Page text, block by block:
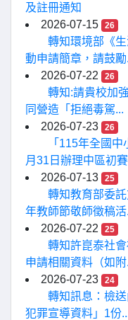
及註冊通知
2026-07-15
26
轉知環境部《
動申請簡章，請鼓勵
2026-07-22
26
轉知:請貴校加
同營造「拒絕毒駕...
2026-07-23
26
「115年全國
月31日辦理中區初
2026-07-13
25
轉知教育部委
年教師節敬師徵稿活
2026-07-22
25
轉知許崑泰社
申請相關資料（如附
2026-07-23
24
轉知訊息：檢
犯罪宣導資料」1份